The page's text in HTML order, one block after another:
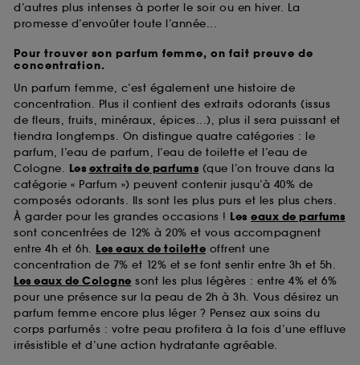
d’autres plus intenses à porter le soir ou en hiver. La
promesse d’envoûter toute l’année...
Pour trouver son parfum femme, on fait preuve de
concentration.
Un parfum femme, c’est également une histoire de
concentration. Plus il contient des extraits odorants (issus
de fleurs, fruits, minéraux, épices...), plus il sera puissant et
tiendra longtemps. On distingue quatre catégories : le
parfum, l’eau de parfum, l’eau de toilette et l’eau de
Cologne. Les extraits de parfums (que l’on trouve dans la
catégorie « Parfum ») peuvent contenir jusqu’à 40% de
composés odorants. Ils sont les plus purs et les plus chers.
À garder pour les grandes occasions ! Les eaux de parfums
sont concentrées de 12% à 20% et vous accompagnent
entre 4h et 6h. Les eaux de toilette offrent une
concentration de 7% et 12% et se font sentir entre 3h et 5h.
Les eaux de Cologne sont les plus légères : entre 4% et 6%
pour une présence sur la peau de 2h à 3h. Vous désirez un
parfum femme encore plus léger ? Pensez aux soins du
corps parfumés : votre peau profitera à la fois d’une effluve
irrésistible et d’une action hydratante agréable.